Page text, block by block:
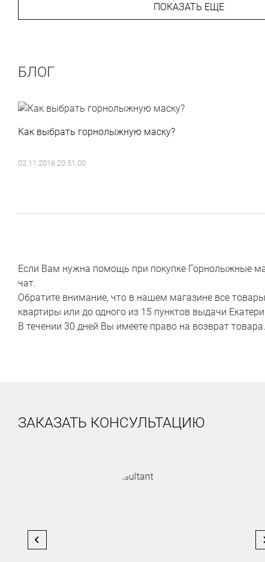
ПОКАЗАТЬ ЕЩЕ
БЛОГ
Как выбрать горнолыжную маску?
02.11.2016 20:51:00
Если Вам нужна помощь при покупке Горнолыжные
чат.
Обратите внимание, что в нашем магазине все
квартиры или до одного из 15 пунктов выдачи
В течении 30 дней Вы имеете право на возврат товара.
ЗАКАЗАТЬ КОНСУЛЬТАЦИЮ